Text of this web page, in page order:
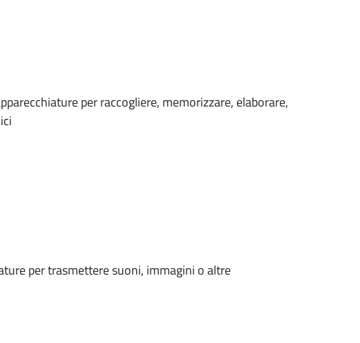
per raccogliere, memorizzare, elaborare,
per trasmettere suoni, immagini o altre